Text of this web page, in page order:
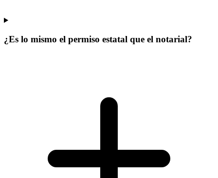
¿Es lo mismo el permiso estatal que el notarial?